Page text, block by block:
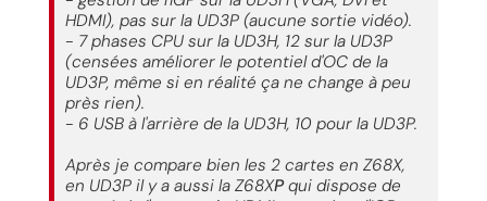
HDMI), pas sur la UD3P (aucune sortie vidéo).
- 7 phases CPU sur la UD3H, 12 sur la UD3P
(censées améliorer le potentiel d'OC de la
UD3P, même si en réalité ça ne change à peu
près rien).
- 6 USB à l'arrière de la UD3H, 10 pour la UD3P.
Après je compare bien les 2 cartes en Z68X,
en UD3P il y a aussi la Z68XPqui dispose de